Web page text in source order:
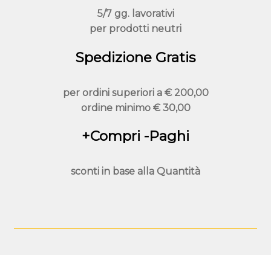
5/7 gg. lavorativi
per prodotti neutri
Spedizione Gratis
per ordini superiori a € 200,00
ordine minimo€ 30,00
+Compri -Paghi
sconti in base alla Quantità